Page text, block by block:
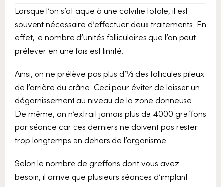
Lorsque l’on s’attaque à une calvitie totale, il est
souvent nécessaire d’effectuer deux traitements. En
effet, le nombre d’unités folliculaires que l’on peut
prélever en une fois est limité.
Ainsi, on ne prélève pas plus d’⅓ des follicules pileux
de l’arrière du crâne. Ceci pour éviter de laisser un
dégarnissement au niveau de la zone donneuse.
De même, on n’extrait jamais plus de 4000 greffons
par séance car ces derniers ne doivent pas rester
trop longtemps en dehors de l’organisme.
Selon le nombre de greffons dont vous avez
besoin, il arrive que plusieurs séances d’implant